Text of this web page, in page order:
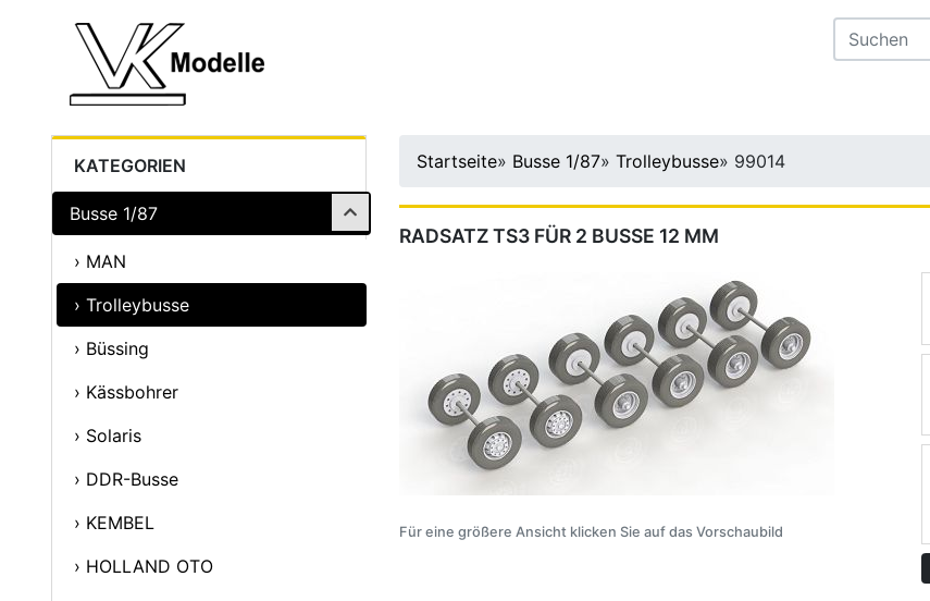
KATEGORIEN
Busse 1/87
› MAN
› Trolleybusse
› Büssing
› Kässbohrer
› Solaris
› DDR-Busse
› KEMBEL
› HOLLAND OTO
Startseite» Busse 1/87» Trolleybusse» 99014
RADSATZ TS3 FÜR 2 BUSSE 12 MM
Für eine größere Ansicht klicken Sie auf das Vorschaubild